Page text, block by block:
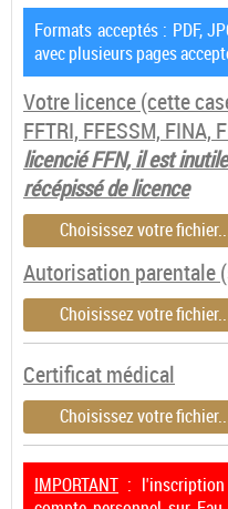
Formats acceptés : PDF,
avec plusieurs pages
Votre licence(cette
FFTRI, FFESSM, FINA,
licencié FFN, il est
récépissé de licence
Choisissez votre
Autorisation parentale
Choisissez votre
Certificat médical
Choisissez votre
IMPORTANT :